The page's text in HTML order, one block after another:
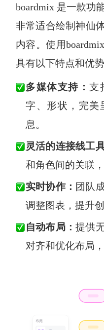
boardmix 是一款功
非常适合绘制神仙
内容。使用
具有以下特点和优势
多媒体支持： 支
字、形状，完美
息。
灵活的连接线工
和角色间的关联
实时协作： 团队
调整图表，提升创
自动布局：提供
对齐和优化布局